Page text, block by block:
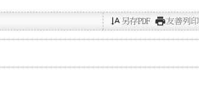
text_rotate_vertical 另存PDF print友善列印